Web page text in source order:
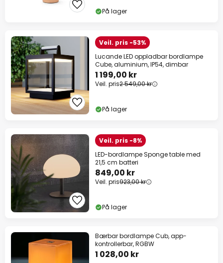
På lager
Veil. pris -53%
Lucande LED oppladbar bordlampe
Cube, aluminium, IP54, dimbar
1 199,00 kr
Veil. pris2 549,00 kr
På lager
Veil. pris -8%
LED-bordlampe Sponge table med
21,5 cm batteri
849,00 kr
Veil. pris923,00 kr
På lager
Bærbar bordlampe Cub, app-
kontrollerbar, RGBW
1 028,00 kr